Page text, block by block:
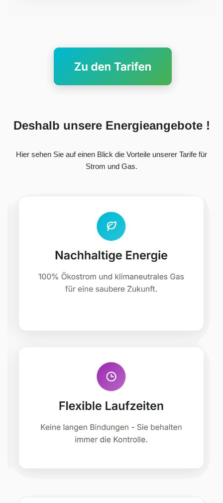
Deshalb unsere Energieangebote !
Hier sehen Sie auf einen Blick die Vorteile unserer Tarife für
Strom und Gas.